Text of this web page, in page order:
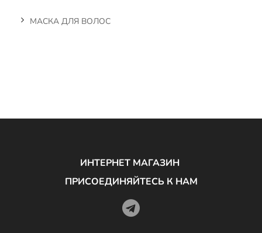
МАСКА ДЛЯ ВОЛОС
ИНТЕРНЕТ МАГАЗИН
ПРИСОЕДИНЯЙТЕСЬ К НАМ